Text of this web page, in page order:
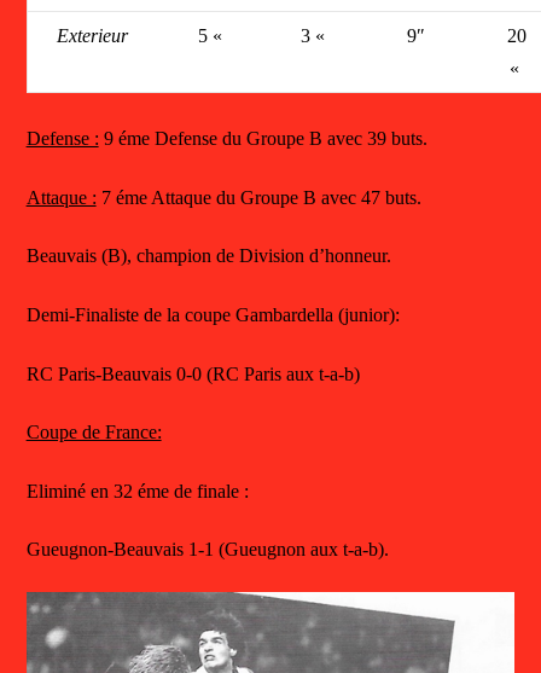
Exterieur 5 « 3 « 9″
20
«
Defense : 9 éme Defense du Groupe B avec 39 buts.
Attaque : 7 éme Attaque du Groupe B avec 47 buts.
Beauvais (B), champion de Division d’honneur.
Demi-Finaliste de la coupe Gambardella (junior):
RC Paris-Beauvais 0-0 (RC Paris aux t-a-b)
Coupe de France:
Eliminé en 32 éme de finale :
Gueugnon-Beauvais 1-1 (Gueugnon aux t-a-b).